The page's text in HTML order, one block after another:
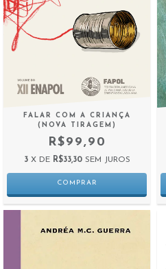
FALAR COM A CRIANÇA
(NOVA TIRAGEM)
R$99,90
3 X DE R$33,30 SEM JUROS